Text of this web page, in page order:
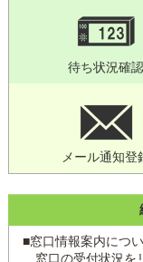
混雑予想カレンダ
待ち状況確認
メール通知登
■窓口情報案内につ
窓口の受付状況を